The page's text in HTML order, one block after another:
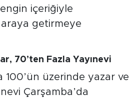
içeriğiyle
getirmeye
70’ten Fazla Yayınevi
100’ün üzerinde yazar ve
Çarşamba’da